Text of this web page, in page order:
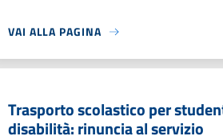
VAI ALLA PAGINA
Trasporto scolastico per
disabilità: rinuncia al servizio